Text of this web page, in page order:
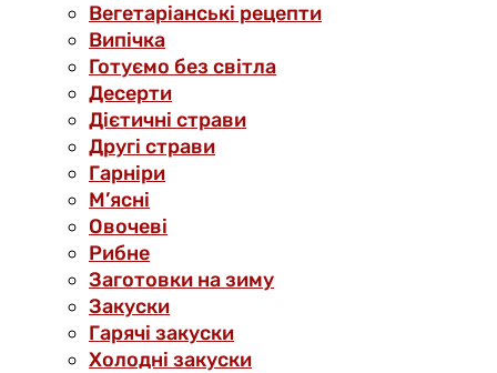
Вегетаріанські рецепти
Випічка
Готуємо без світла
Десерти
Дієтичні страви
Другі страви
Гарніри
М’ясні
Овочеві
Рибне
Заготовки на зиму
Закуски
Гарячі закуски
Холодні закуски